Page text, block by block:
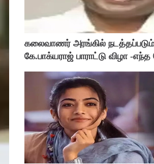
கலைவாணர் அரங்கில் நடத்தப்படும்
கே.பாக்யராஜ் பாராட்டு விழா -எந்த